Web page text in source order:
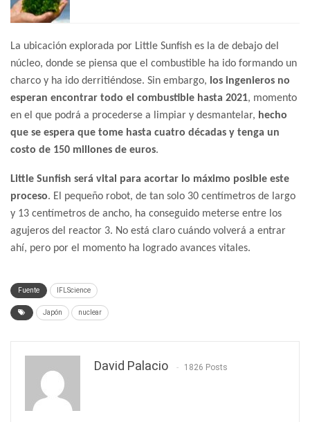
La ubicación explorada por Little Sunfish es la de debajo del
núcleo, donde se piensa que el combustible ha ido formando un
charco y ha ido derritiéndose. Sin embargo, los ingenieros no
esperan encontrar todo el combustible hasta 2021, momento
en el que podrá a procederse a limpiar y desmantelar, hecho
que se espera que tome hasta cuatro décadas y tenga un
costo de 150 millones de euros.
Little Sunfish será vital para acortar lo máximo posible este
proceso. El pequeño robot, de tan solo 30 centímetros de largo
y 13 centímetros de ancho, ha conseguido meterse entre los
agujeros del reactor 3. No está claro cuándo volverá a entrar
ahí, pero por el momento ha logrado avances vitales.
Fuente IFLScience
Japón nuclear
David Palacio 1826 Posts